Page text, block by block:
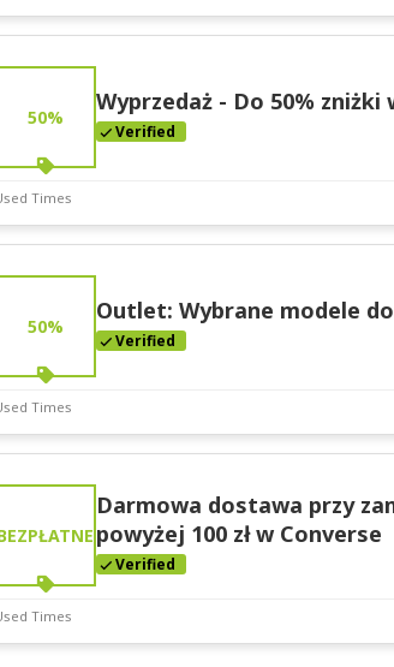
Stats
Nov-30-2025
50%
Wyprzedaż - Do 50% zniżki
Verified
Times
Stats
Nov-30-2025
50%
Outlet: Wybrane modele
Verified
Times
Stats
Nov-30-2025
Darmowa dostawa przy
powyżej 100 zł w Converse
Verified
Times